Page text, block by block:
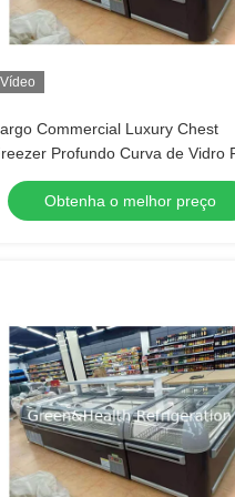
Vídeo
Commercial Luxury Chest
Profundo Curva de Vidro
Deslizante Ilha Frigorífico
Obtenha o melhor preço